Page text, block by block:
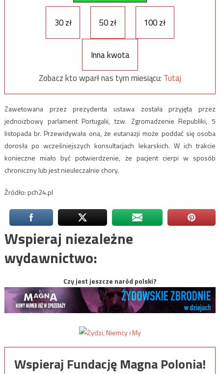
30 zł 50 zł 100 zł
Inna kwota
Zobacz kto wparł nas tym miesiącu: Tutaj
Zawetowana przez prezydenta ustawa została przyjęta przez
jednoizbowy parlament Portugalii, tzw. Zgromadzenie Republiki, 5
listopada br. Przewidywała ona, że eutanazji może poddać się osoba
dorosła po wcześniejszych konsultacjach lekarskich. W ich trakcie
konieczne miało być potwierdzenie, że pacjent cierpi w sposób
chroniczny lub jest nieuleczalnie chory.
Źródło: pch24.pl
Wspieraj niezależne
wydawnictwo:
Czy jest jeszcze naród polski?
Wspieraj Fundację Magna Polonia!